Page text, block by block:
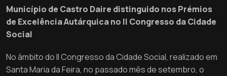
Município de Castro Daire distinguido nos Prémios
de Excelência Autárquica no II Congresso da Cidade
Social
No âmbito do II Congresso da Cidade Social, realizado em
Santa Maria da Feira, no passado mês de setembro, o